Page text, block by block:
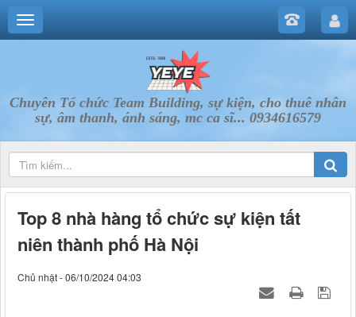
Chuyên Tổ chức Team Building, sự kiện, cho thuê nhân
sự, âm thanh, ánh sáng, mc ca sĩ... 0934616579
Top 8 nhà hàng tổ chức sự kiện tất
niên thành phố Hà Nội
Chủ nhật - 06/10/2024 04:03